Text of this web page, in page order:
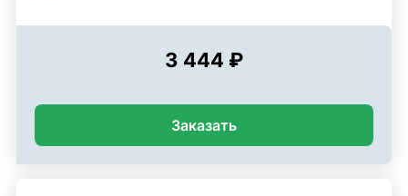
3 444 ₽
Заказать